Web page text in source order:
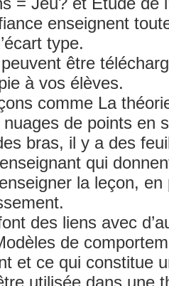
enseignent
type.
être
à vos élèves.
comme La
de points en
bras, il y a des
qui
la leçon,
des liens avec
de
et ce qui constitue
utilisée dans une